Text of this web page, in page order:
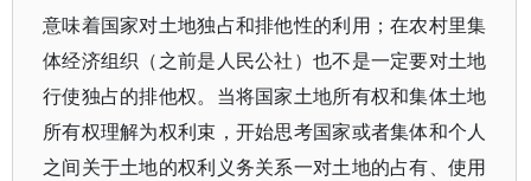
意味着国家对土地独占和排他性的利用；在农村里集
体经济组织（之前是人民公社）也不是一定要对土地
行使独占的排他权。当将国家土地所有权和集体土地
所有权理解为权利束，开始思考国家或者集体和个人
之间关于土地的权利义务关系一对土地的占有、使用